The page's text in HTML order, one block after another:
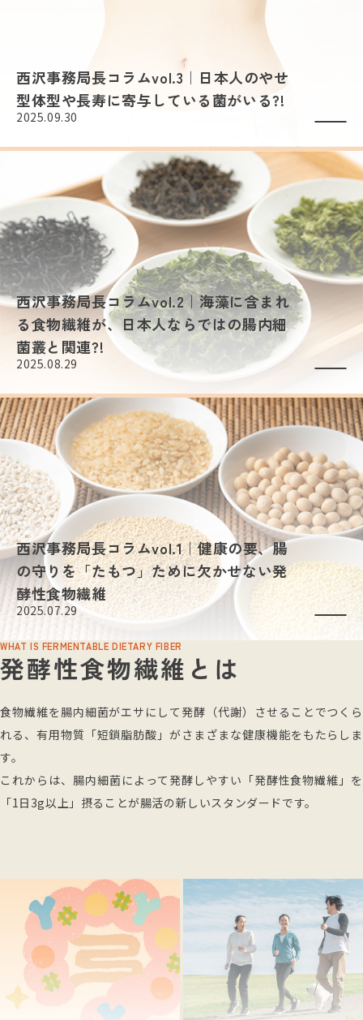
西沢事務局長コラムvol.3｜日本人のやせ
型体型や長寿に寄与している菌がいる?!
2025.09.30
西沢事務局長コラムvol.2｜海藻に含まれ
る食物繊維が、日本人ならではの腸内細
菌叢と関連?!
2025.08.29
西沢事務局長コラムvol.1｜健康の要、腸
の守りを「たもつ」ために欠かせない発
酵性食物繊維
2025.07.29
WHAT IS FERMENTABLE DIETARY FIBER
発酵性食物繊維とは
食物繊維を腸内細菌がエサにして発酵（代謝）させることでつくら
れる、有用物質「短鎖脂肪酸」がさまざまな健康機能をもたらしま
す。
これからは、腸内細菌によって発酵しやすい「発酵性食物繊維」を
「1日3g以上」摂ることが腸活の新しいスタンダードです。